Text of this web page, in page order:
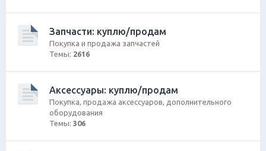
Запчасти: куплю/продам
Покупка и продажа запчастей
Темы: 2616
Аксессуары: куплю/продам
Покупка, продажа аксессуаров, дополнительного
оборудования
Темы: 306